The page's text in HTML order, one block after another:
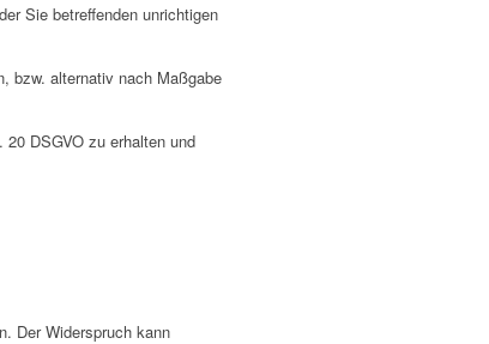
Sie betreffenden unrichtigen
bzw. alternativ nach Maßgabe
DSGVO zu erhalten und
Der Widerspruch kann